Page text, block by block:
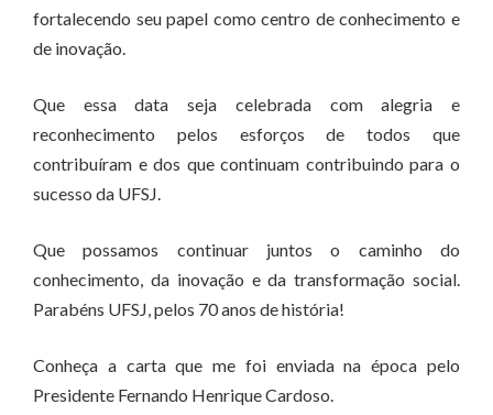
fortalecendo seu papel como centro de conhecimento e
de inovação.
Que essa data seja celebrada com alegria e
reconhecimento pelos esforços de todos que
contribuíram e dos que continuam contribuindo para o
sucesso da UFSJ.
Que possamos continuar juntos o caminho do
conhecimento, da inovação e da transformação social.
Parabéns UFSJ, pelos 70 anos de história!
Conheça a carta que me foi enviada na época pelo
Presidente Fernando Henrique Cardoso.